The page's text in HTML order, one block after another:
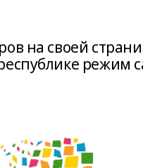
на своей
режим